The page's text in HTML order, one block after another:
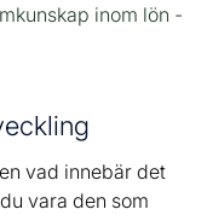
inom lön -
vad innebär det
vara den som